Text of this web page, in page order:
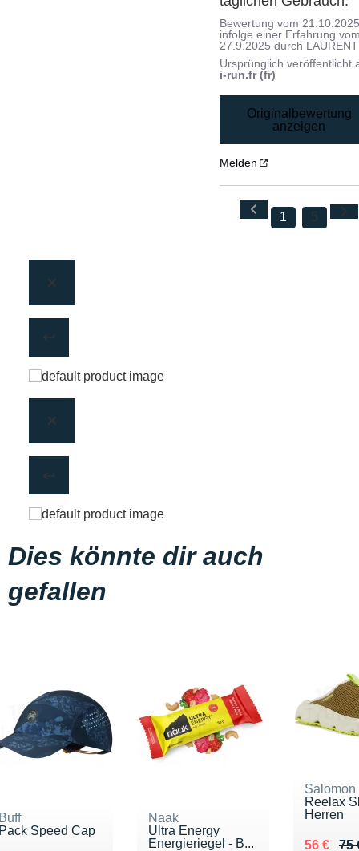
Bewertung vom
infolge einer Erfahrung
27.9.2025 durch
Ursprünglich veröffentlicht
i-run.fr (fr)
Originalbewertung
anzeigen
Melden
1 5
Dies könnte dir auch
gefallen
Speed Cap
Naak
Ultra Energy
Energieriegel - B...
Salomon
Reelax
Herren
75
Au lieu
56 €
Vendu